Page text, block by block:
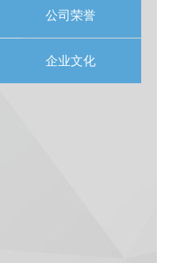
公司荣誉
企业文化